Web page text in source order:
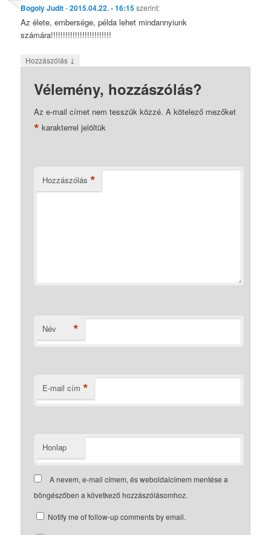
Bogoly Judit-2015.04.22. - 16:15szerint:
Az élete, embersége, példa lehet mindannyiunk
számára!!!!!!!!!!!!!!!!!!!!!!!!!
Hozzászólás ↓
Vélemény, hozzászólás?
Az e-mail címet nem tesszük közzé. A kötelező mezőket
* karakterrel jelöltük
Hozzászólás *
Név *
E-mail cím *
Honlap
A nevem, e-mail címem, és weboldalcímem mentése a
böngészőben a következő hozzászólásomhoz.
Notify me of follow-up comments by email.